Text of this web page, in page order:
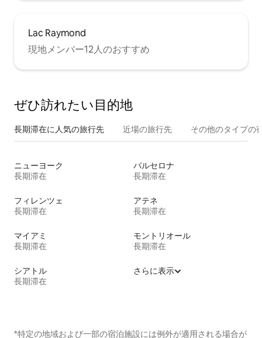
Lac Raymond
現地メンバー12人のおすすめ
ぜひ訪⁠れ⁠た⁠い目⁠的⁠地
長期滞在に人気の旅行先 近場の旅行先 その他のタ⁠イ⁠プ⁠の
ニューヨーク
長期滞在
バルセロナ
長期滞在
フィレンツェ
長期滞在
アテネ
長期滞在
マイアミ
長期滞在
モントリオール
長期滞在
シアトル
長期滞在
さらに表示
*特定の地域および一部の宿泊施設には例外が適用される場合が